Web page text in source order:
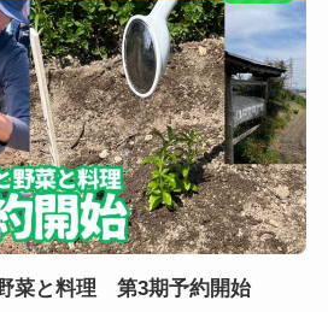
菜と料理 第3期予約開始